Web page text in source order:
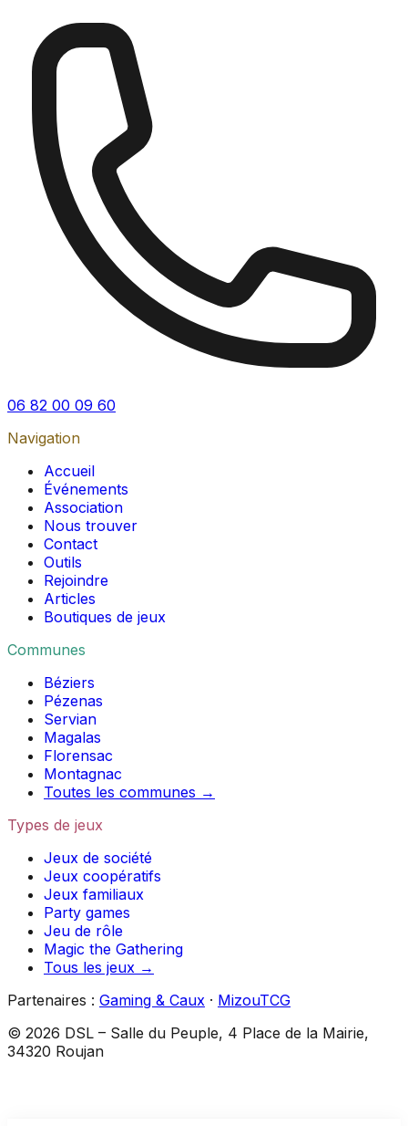
06 82 00 09 60
Navigation
Accueil
Événements
Association
Nous trouver
Contact
Outils
Rejoindre
Articles
Boutiques de jeux
Communes
Béziers
Pézenas
Servian
Magalas
Florensac
Montagnac
Toutes les communes →
Types de jeux
Jeux de société
Jeux coopératifs
Jeux familiaux
Party games
Jeu de rôle
Magic the Gathering
Tous les jeux →
Partenaires : Gaming & Caux · MizouTCG
© 2026 DSL – Salle du Peuple, 4 Place de la Mairie,
34320 Roujan